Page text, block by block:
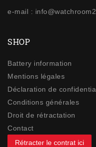
e-mail :
SHOP
Battery information
Mentions légales
Déclaration de
Conditions générales
Droit de rétractation
Contact
Rétracter le contrat ici